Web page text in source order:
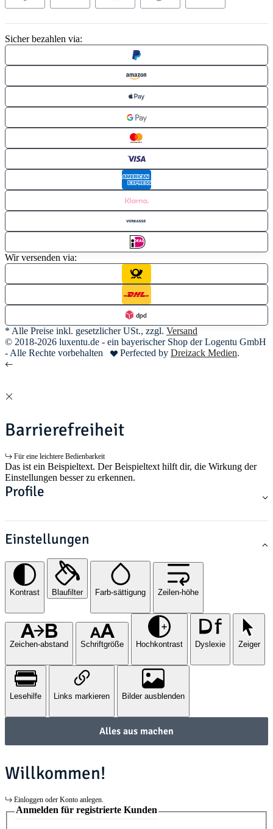
Sicher bezahlen via:
Wir versenden via:
* Alle Preise inkl. gesetzlicher USt., zzgl. Versand
© 2018-2026 luxentu.de - ein bayerischer Shop der Logentu GmbH
- Alle Rechte vorbehalten
Perfected by Dreizack Medien.
Barrierefreiheit
Für eine leichtere Bedienbarkeit
Das ist ein Beispieltext. Der Beispieltext hilft dir, die Wirkung der
Einstellungen besser zu erkennen.
Profile
Einstellungen
Kontrast Blaufilter Farb-sättigung Zeilen-höhe
Zeichen-abstand Schriftgröße Hochkontrast Dyslexie Zeiger
Lesehilfe Links markieren Bilder ausblenden
Alles aus machen
Willkommen!
Einloggen oder Konto anlegen.
Anmelden für registrierte Kunden